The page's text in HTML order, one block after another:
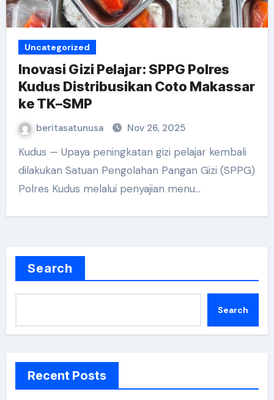
Uncategorized
Inovasi Gizi Pelajar: SPPG Polres
Kudus Distribusikan Coto Makassar
ke TK–SMP
beritasatunusa Nov 26, 2025
Kudus — Upaya peningkatan gizi pelajar kembali
dilakukan Satuan Pengolahan Pangan Gizi (SPPG)
Polres Kudus melalui penyajian menu…
Search
Search
Recent Posts